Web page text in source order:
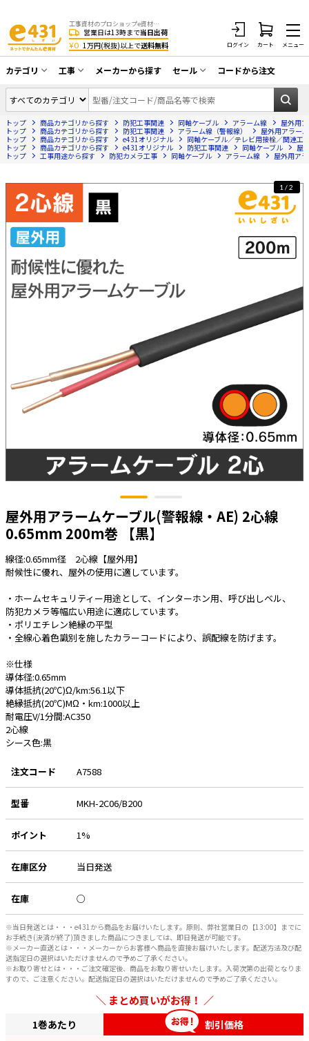
工事資材のプロショップe資材 CATV・アンテナ・防犯・光・LAN・電気・空調工事など
営業日は13時まで当日出荷
¥0 1万円(税抜)以上で送料無料 ログイン カート メニュー
カテゴリ
同軸ケーブル／テレビ用接栓／関連工具
アンテナ・取付金具・ブースター／CATV
部材類
配線補助具（モール・結束バンド・テー
プ類 他）
HDMIケーブル・周辺機器／RCAケーブル
電話線／コネクタ／アダプタ
LANケーブル・コネクタ・関連資材/機器
太陽光発電ケーブル・コネクタ・関連資
電源ケーブル／コネクタ／分電盤／ブレ
照明・照明器具
スイッチ・コンセント（配線器具）
ボックス・ビニル電線管付属品・引き込
みカバー
工具関連
EV充電設備工事関連
感染症関連
その他
e431オリジナル
販売終了品
工事
CATV・アンテナ工事
光工事・FTTH工事
エアコン・換気扇工事
LAN配線工事
EV充電設備工事
ホテル・病院向け
メーカーから探す セール
在庫一掃セール
コードから注文
トップ 商品カテゴリから探す 防犯工事関連 同軸ケーブル アラーム線
屋外用
トップ
商品カテゴリから探す 防犯工事関連 アラーム線（警報線）
屋外用アラー
トップ
商品カテゴリから探す e431オリジナル
同軸ケーブル／テレビ用接栓／関連工
トップ
商品カテゴリから探す e431オリジナル 防犯工事関連 同軸ケーブル
屋
トップ
工事用途から探す 防犯カメラ工事 同軸ケーブル アラーム線 屋外用ア
屋外用アラームケーブル(警報線・AE) 2心線
0.65mm 200m巻 【黒】
1/2
線径:0.65mm径 2心線【屋外用】
耐候性に優れ、屋外の使用に適しています。
・ホームセキュリティー用途として、インターホン用、呼び出しベル、
防犯カメラ等幅広い用途に適応しています。
・ポリエチレン絶縁の平型
・全線心着色識別を施したカラーコードにより、誤配線を防げます。
※仕様
導体径:0.65mm
導体抵抗(20℃)Ω/km:56.1以下
絶縁抵抗(20℃)MΩ・km:1000以上
耐電圧V/1分間:AC350
2心線
シース色:黒
注文コード A7588
型番 MKH-2C06/B200
ポイント 1%
在庫区分 当日発送
在庫 ○
※当日発送とは・・・e431から商品をお届けいたします。原則、弊社営業日の【13:00】までに
お手続き(決済が終了)頂きました商品につきましては、即日発送が可能です。
※メーカー直送とは・・・メーカーからお客様へ商品を直接お届けいたします。配送方法及び配
送指定日の選択はいただけませんので予めご了承ください。
※お取り寄せとは・・・ご注文確定後、商品をお取り寄せいたします。入荷次第の出荷となりま
すので、ご注意ください。配送指定日の選択はいただけませんので予めご了承ください。
まとめ買いがお得！
1巻あたり 割引価格